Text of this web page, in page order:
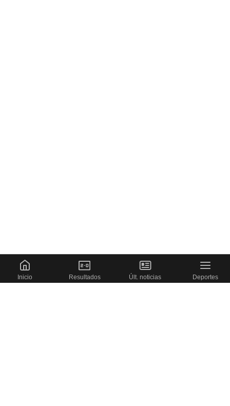
Inicio Resultados Últ. noticias Deportes